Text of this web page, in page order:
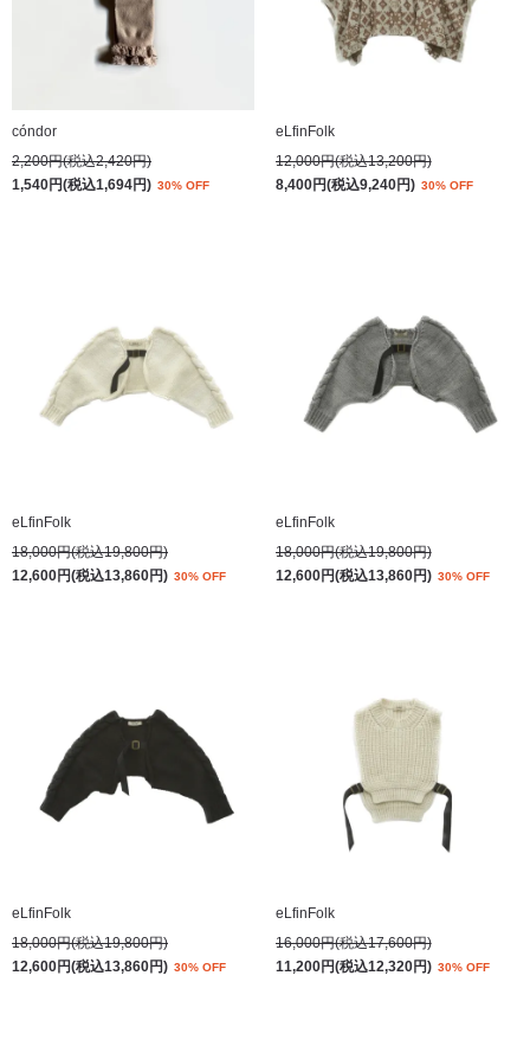
cóndor
2,200円(税込2,420円)
1,540円(税込1,694円) 30% OFF
eLfinFolk
12,000円(税込13,200円)
8,400円(税込9,240円) 30% OFF
eLfinFolk
18,000円(税込19,800円)
12,600円(税込13,860円) 30% OFF
eLfinFolk
18,000円(税込19,800円)
12,600円(税込13,860円) 30% OFF
eLfinFolk
18,000円(税込19,800円)
12,600円(税込13,860円) 30% OFF
eLfinFolk
16,000円(税込17,600円)
11,200円(税込12,320円) 30% OFF